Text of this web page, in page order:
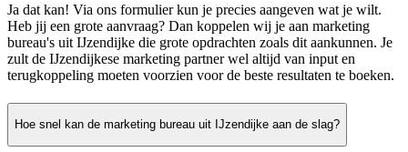
Ja dat kan! Via ons formulier kun je precies aangeven wat je wilt.
Heb jij een grote aanvraag? Dan koppelen wij je aan marketing
bureau's uit IJzendijke die grote opdrachten zoals dit aankunnen. Je
zult de IJzendijkese marketing partner wel altijd van input en
terugkoppeling moeten voorzien voor de beste resultaten te boeken.
Hoe snel kan de marketing bureau uit IJzendijke aan de slag?